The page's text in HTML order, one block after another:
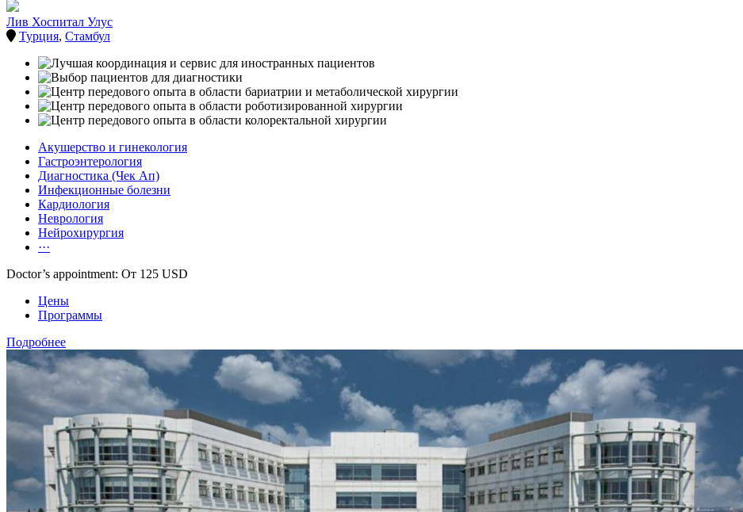
Лив Хоспитал Улус
Турция, Стамбул
Акушерство и гинекология
Гастроэнтерология
Диагностика (Чек Ап)
Инфекционные болезни
Кардиология
Неврология
Нейрохирургия
···
Doctor’s appointment: От 125 USD
Цены
Программы
Подробнее